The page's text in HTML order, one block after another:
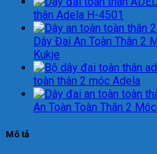
thân Adela H-4501
Dây Đai An Toàn Thân 2
Kukje
toàn thân 2 móc Adela
An Toàn Toàn Thân 2
Mô tả